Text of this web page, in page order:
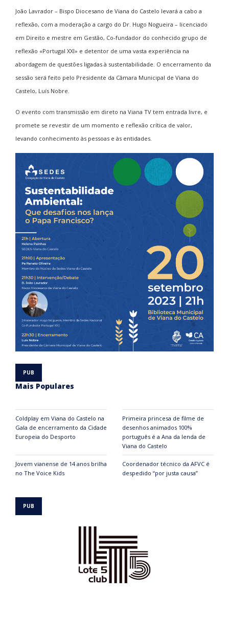
João Lavrador – Bispo Diocesano de Viana do Castelo levará a cabo a
reflexão, com a moderação a cargo do Dr. Hugo Nogueira – licenciado
em Direito e mestre em Gestão, Co-fundador do conhecido grupo de
reflexão «Portugal XXI» e detentor de uma vasta experiência na
abordagem de questões ligadas à sustentabilidade. O encerramento da
sessão será feito pelo Presidente da Câmara Municipal de Viana do
Castelo, Luís Nobre.
O evento com transmissão em direto na Viana TV tem entrada livre, e
promete se revestir de um momento e reflexão crítica de valor,
levando conhecimento às pessoas e às entidades.
Mais Populares
Coldplay em Viana do Castelo na
Gala de encerramento da Cidade
Europeia do Desporto
Primeira princesa de filme de
desenhos animados 100%
português é a Ana da lenda de
Viana do Castelo
Jovem vianense de 14 anos brilha
no The Voice Kids
Coordenador técnico da AFVC é
despedido “por justa causa”